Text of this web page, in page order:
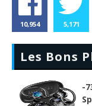
10,954 5,171
Les Bons
-